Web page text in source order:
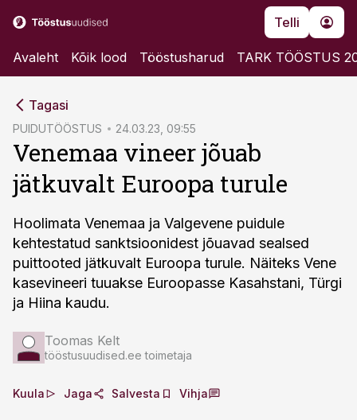
Telli
Avaleht Kõik lood Tööstusharud TARK TÖÖSTUS
Tagasi
PUIDUTÖÖSTUS 24.03.23, 09:55
Venemaa vineer jõuab
jätkuvalt Euroopa turule
Hoolimata Venemaa ja Valgevene puidule
kehtestatud sanktsioonidest jõuavad sealsed
puittooted jätkuvalt Euroopa turule. Näiteks Vene
kasevineeri tuuakse Euroopasse Kasahstani, Türgi
ja Hiina kaudu.
Toomas Kelt
tööstusuudised.ee toimetaja
Kuula Jaga Salvesta Vihja